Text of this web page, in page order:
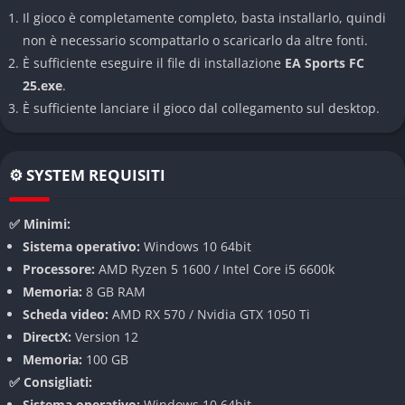
Carriera Giocatore e Manager
Ultimate Team con nuove funzionalità
Clubs (ex Pro Clubs)
VOLTA Football per il calcio di strada
Partite rapide online e offline
Vantaggi:
Fisica di gioco migliorata
Ampia varietà di modalità
Sistema PlayStyles innovativo
Svantaggi:
Curva di apprendimento ripida
Il gioco è completamente completo, basta installarlo, quindi
non è necessario scompattarlo o scaricarlo da altre fonti.
È sufficiente eseguire il file di installazione EA Sports FC
25.exe.
È sufficiente lanciare il gioco dal collegamento sul desktop.
⚙️ SYSTEM REQUISITI
✅ Minimi:
Sistema operativo: Windows 10 64bit
Processore: AMD Ryzen 5 1600 / Intel Core i5 6600k
Memoria: 8 GB RAM
Scheda video: AMD RX 570 / Nvidia GTX 1050 Ti
DirectX: Version 12
Memoria: 100 GB
✅ Consigliati: